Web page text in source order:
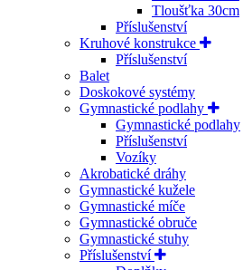
Tloušťka 30cm
Příslušenství
Kruhové konstrukce
Příslušenství
Balet
Doskokové systémy
Gymnastické podlahy
Gymnastické podlahy
Příslušenství
Vozíky
Akrobatické dráhy
Gymnastické kužele
Gymnastické míče
Gymnastické obruče
Gymnastické stuhy
Příslušenství